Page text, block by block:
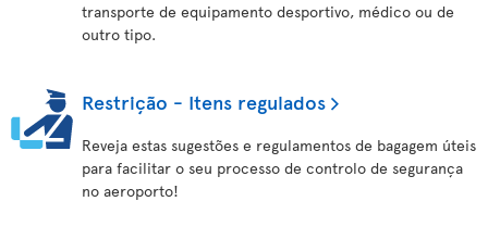
transporte de equipamento desportivo, médico ou de
outro tipo.
Restrição - Itens regulados
Reveja estas sugestões e regulamentos de bagagem úteis
para facilitar o seu processo de controlo de segurança
no aeroporto!